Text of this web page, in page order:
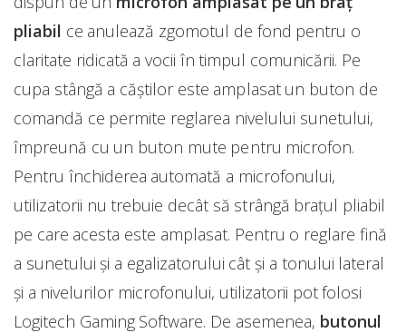
pliabil ce anulează zgomotul de fond pentru o
claritate ridicată a vocii în timpul comunicării. Pe
cupa stângă a căștilor este amplasat un buton de
comandă ce permite reglarea nivelului sunetului,
împreună cu un buton mute pentru microfon.
Pentru închiderea automată a microfonului,
utilizatorii nu trebuie decât să strângă brațul pliabil
pe care acesta este amplasat. Pentru o reglare fină
a sunetului și a egalizatorului cât și a tonului lateral
și a nivelurilor microfonului, utilizatorii pot folosi
Logitech Gaming Software. De asemenea, butonul